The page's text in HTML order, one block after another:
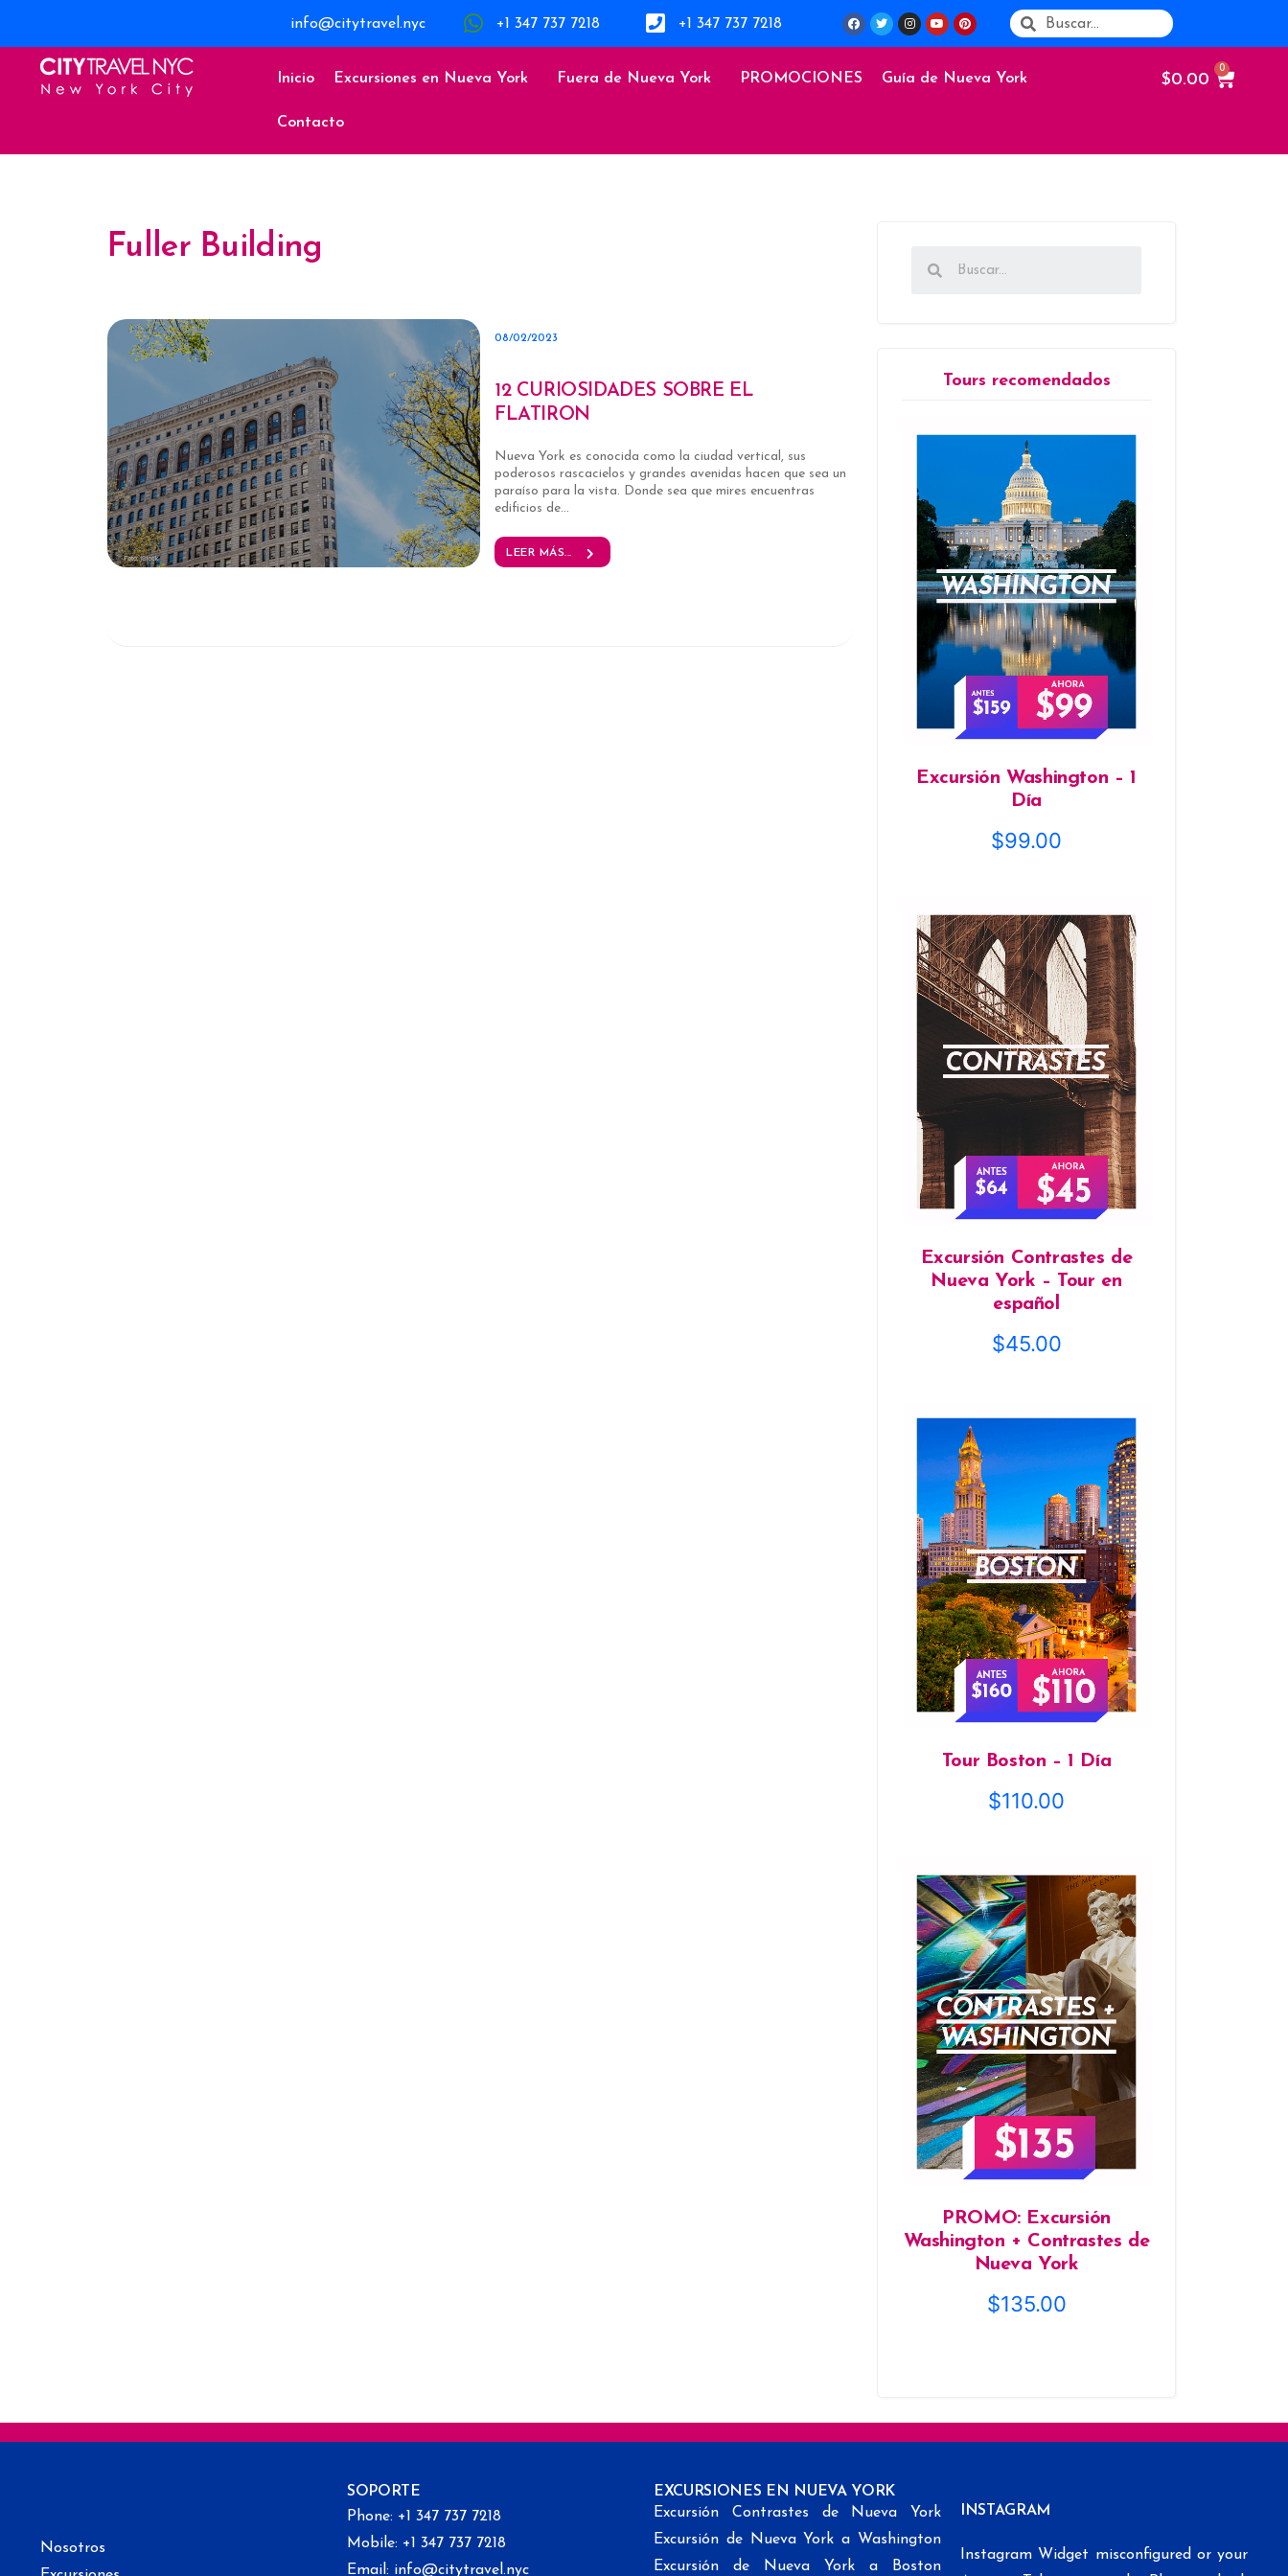
info@citytravel.nyc +1 347 737 7218 +1 347 737 7218
Inicio Excursiones en Nueva York Fuera de Nueva York PROMOCIONES Guía de Nueva York
Contacto
$0.00
Fuller Building
08/02/2023
12 CURIOSIDADES SOBRE EL
FLATIRON
Nueva York es conocida como la ciudad vertical, sus
poderosos rascacielos y grandes avenidas hacen que sea un
paraíso para la vista. Donde sea que mires encuentras
edificios de...
LEER MÁS...
Tours recomendados
Excursión Washington – 1
Día
$99.00
Excursión Contrastes de
Nueva York – Tour en
español
$45.00
Tour Boston – 1 Día
$110.00
PROMO: Excursión
Washington + Contrastes de
Nueva York
$135.00
Nosotros
SOPORTE
Phone: +1 347 737 7218
Mobile: +1 347 737 7218
Email: info@citytravel.nyc
EXCURSIONES EN NUEVA YORK
Excursión Contrastes de Nueva York
Excursión de Nueva York a Washington
Excursión de Nueva York a Boston
INSTAGRAM
Instagram Widget misconfigured or your